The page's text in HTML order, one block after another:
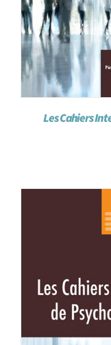
Les Cahiers